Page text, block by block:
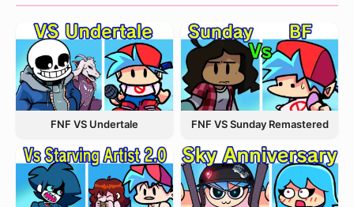
FNF VS Undertale FNF VS Sunday Remastered